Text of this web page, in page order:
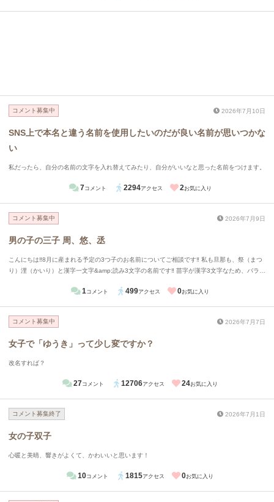
コメント募集中 2026年7月10日
SNS上で本名と違う名前を使用したいのだが良い名前が思いつかな
い
私だったら、自分の名前の文字を入れ替えてみたり、自分がいいなと思った名前をつけます。
7コメント 2294アクセス 2お気に入り
コメント募集中 2026年7月9日
男の子の三子 周、悠、丞
こんにちは‼️8月に産まれる予定の3つ子のお名前についてご相談です‼️ 私も旦那も、祭（まつ
り）浬（かいり）と漢字一文字&amp;読み3文字の名前です‼️ 苗字が漢字3文字なため、バラン
く）と名付けたいです‼️ 中性的なものもありますが、この名前がすごく気に入っています🙂‍↕️
1コメント 499アクセス 0お気に入り
コメント募集中 2026年7月7日
女子で「ゆうき」って少し変ですか？
改名すれば？
27コメント 12706アクセス 24お気に入り
コメント募集終了 2026年7月1日
女の子双子
心暖と美晴、響きがよくて、かわいいと思います！
10コメント 1815アクセス 0お気に入り